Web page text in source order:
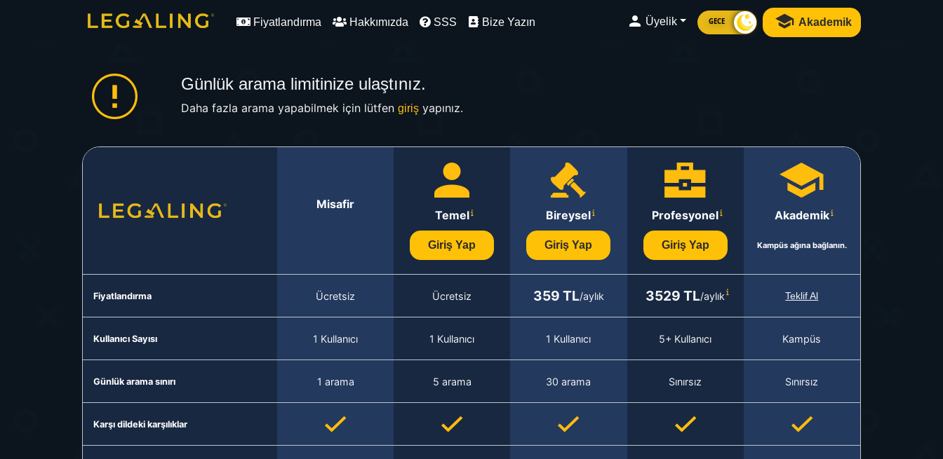
Fiyatlandırma Hakkımızda SSS Bize Yazın Üyelik GECE Akademik
Günlük arama limitinize ulaştınız.
Daha fazla arama yapabilmek için lütfen girişyapınız.
Misafir
Temel
Giriş Yap
Bireysel
Giriş Yap
Profesyonel
Giriş Yap
Akademik
Kampüs ağına bağlanın.
Fiyatlandırma Ücretsiz Ücretsiz 359 TL/aylık 3529 TL/aylık Teklif Al
Kullanıcı Sayısı 1 Kullanıcı 1 Kullanıcı 1 Kullanıcı 5+ Kullanıcı Kampüs
Günlük arama sınırı 1 arama 5 arama 30 arama Sınırsız Sınırsız
Karşı dildeki karşılıklar